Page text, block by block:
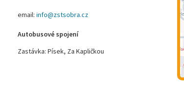
email: info@zstsobra.cz
Autobusové spojení
Zastávka: Písek, Za Kapličkou